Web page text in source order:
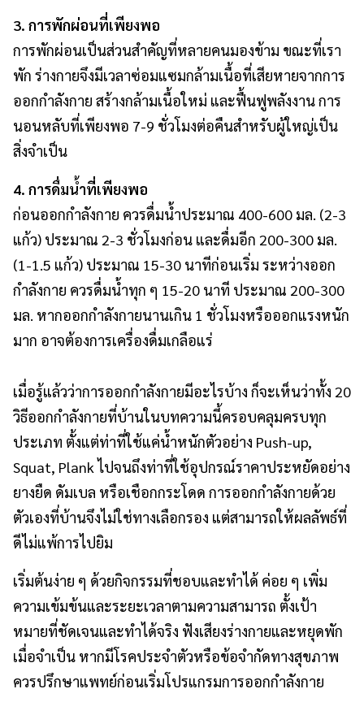
3. การพักผ่อนที่เพียงพอ
การพักผ่อนเป็นส่วนสำคัญที่หลายคนมองข้าม ขณะที่เรา
พัก ร่างกายจึงมีเวลาซ่อมแซมกล้ามเนื้อที่เสียหายจากการ
ออกกำลังกาย สร้างกล้ามเนื้อใหม่ และฟื้นฟูพลังงาน การ
นอนหลับที่เพียงพอ 7-9 ชั่วโมงต่อคืนสำหรับผู้ใหญ่เป็น
สิ่งจำเป็น
4. การดื่มน้ำที่เพียงพอ
ก่อนออกกำลังกาย ควรดื่มน้ำประมาณ 400-600 มล. (2-3
แก้ว) ประมาณ 2-3 ชั่วโมงก่อน และดื่มอีก 200-300 มล.
(1-1.5 แก้ว) ประมาณ 15-30 นาทีก่อนเริ่ม ระหว่างออก
กำลังกาย ควรดื่มน้ำทุก ๆ 15-20 นาที ประมาณ 200-300
มล. หากออกกำลังกายนานเกิน 1 ชั่วโมงหรือออกแรงหนัก
มาก อาจต้องการเครื่องดื่มเกลือแร่
เมื่อรู้แล้วว่าการออกกำลังกายมีอะไรบ้าง ก็จะเห็นว่าทั้ง 20
วิธีออกกำลังกายที่บ้านในบทความนี้ครอบคลุมครบทุก
ประเภท ตั้งแต่ท่าที่ใช้แค่น้ำหนักตัวอย่าง Push-up,
Squat, Plank ไปจนถึงท่าที่ใช้อุปกรณ์ราคาประหยัดอย่าง
ยางยืด ดัมเบล หรือเชือกกระโดด การออกกำลังกายด้วย
ตัวเองที่บ้านจึงไม่ใช่ทางเลือกรอง แต่สามารถให้ผลลัพธ์ที่
ดีไม่แพ้การไปยิม
เริ่มต้นง่าย ๆ ด้วยกิจกรรมที่ชอบและทำได้ ค่อย ๆ เพิ่ม
ความเข้มข้นและระยะเวลาตามความสามารถ ตั้งเป้า
หมายที่ชัดเจนและทำได้จริง ฟังเสียงร่างกายและหยุดพัก
เมื่อจำเป็น หากมีโรคประจำตัวหรือข้อจำกัดทางสุขภาพ
ควรปรึกษาแพทย์ก่อนเริ่มโปรแกรมการออกกำลังกาย